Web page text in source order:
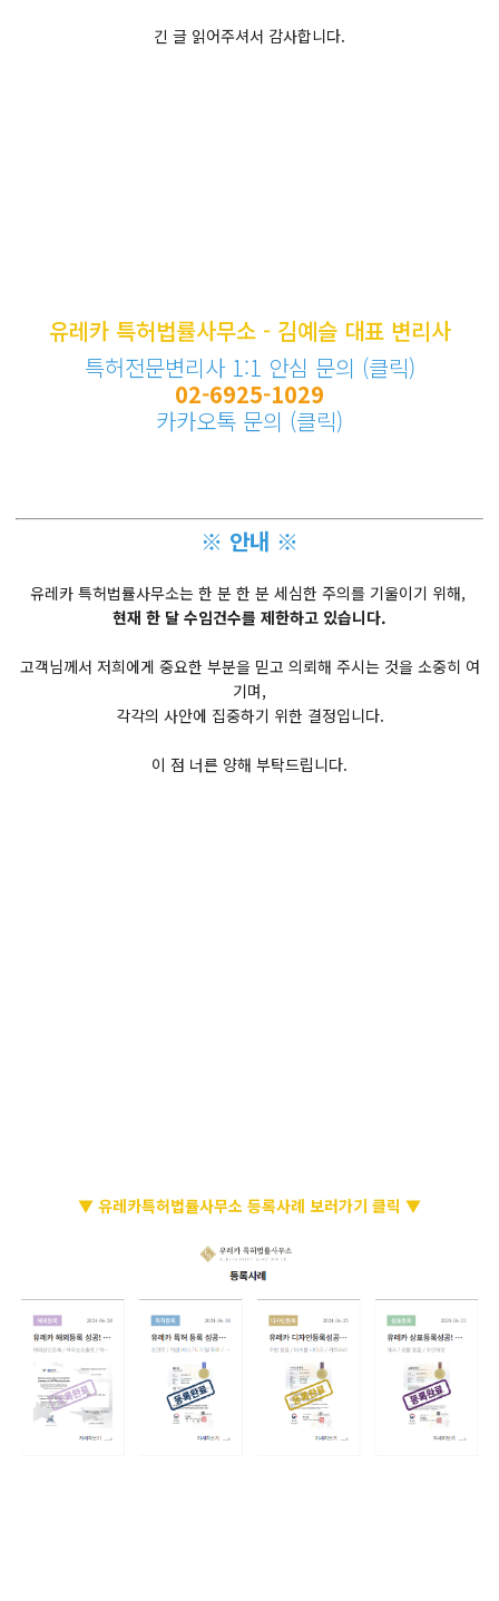
긴 글 읽어주셔서 감사합니다.
유레카 특허법률사무소 - 김예슬 대표 변리사
특허전문변리사 1:1 안심 문의 (클릭)
02-6925-1029
카카오톡 문의 (클릭)
※ 안내 ※
유레카 특허법률사무소는 한 분 한 분 세심한 주의를 기울이기 위해,
현재 한 달 수임건수를 제한하고 있습니다.
고객님께서 저희에게 중요한 부분을 믿고 의뢰해 주시는 것을 소중히 여
기며,
각각의 사안에 집중하기 위한 결정입니다.
이 점 너른 양해 부탁드립니다.
▼ 유레카특허법률사무소 등록사례 보러가기 클릭 ▼